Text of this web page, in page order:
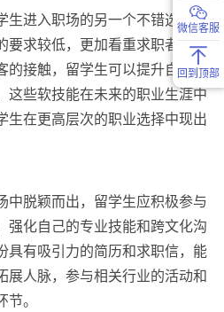
生进入职场的另一个不错选择。
要求较低，更加看重求职者的态
的接触，留学生可以提升自己的
这些软技能在未来的职业生涯中
生在更高层次的职业选择中现出
中脱颖而出，留学生应积极参与
强化自己的专业技能和跨文化沟
具有吸引力的简历和求职信，能
展人脉，参与相关行业的活动和
。
微信客服
回到顶部